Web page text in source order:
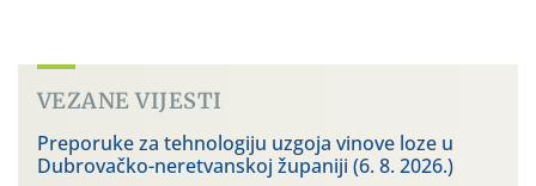
VEZANE VIJESTI
Preporuke za tehnologiju uzgoja vinove loze u
Dubrovačko-neretvanskoj županiji (6. 8. 2026.)